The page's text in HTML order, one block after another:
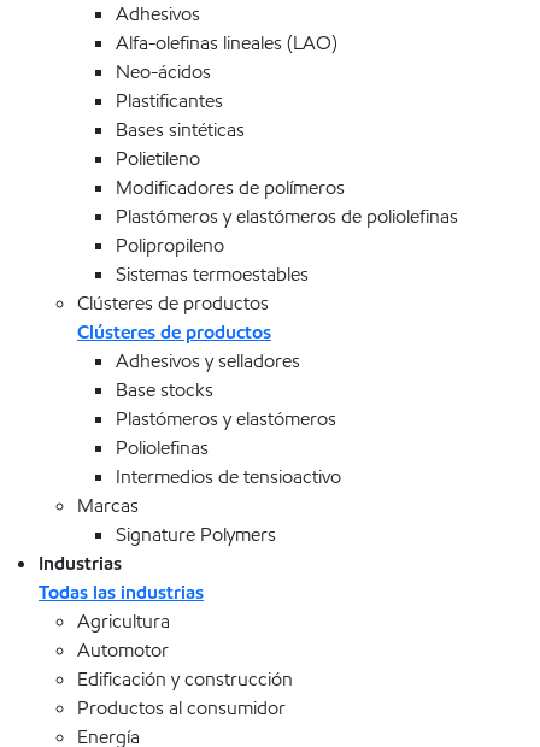
Adhesivos
Alfa-olefinas lineales (LAO)
Neo-ácidos
Plastificantes
Bases sintéticas
Polietileno
Modificadores de polímeros
Plastómeros y elastómeros de poliolefinas
Polipropileno
Sistemas termoestables
Clústeres de productos
Clústeres de productos
Adhesivos y selladores
Base stocks
Plastómeros y elastómeros
Poliolefinas
Intermedios de tensioactivo
Marcas
Signature Polymers
Industrias
Todas las industrias
Agricultura
Automotor
Edificación y construcción
Productos al consumidor
Energía